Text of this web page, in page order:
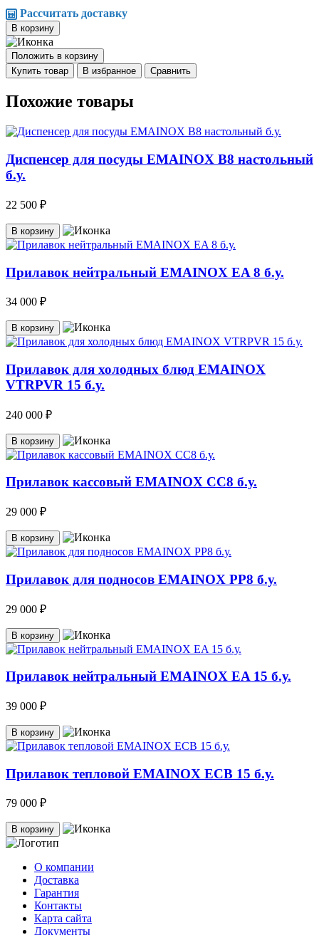
Рассчитать доставку
В корзину
Положить в корзину
Купить товар
В избранное Сравнить
Похожие товары
Диспенсер для посуды EMAINOX B8 настольный
б.у.
22 500 ₽
В корзину
Прилавок нейтральный EMAINOX EA 8 б.у.
34 000 ₽
В корзину
Прилавок для холодных блюд EMAINOX
VTRPVR 15 б.у.
240 000 ₽
В корзину
Прилавок кассовый EMAINOX CC8 б.у.
29 000 ₽
В корзину
Прилавок для подносов EMAINOX PP8 б.у.
29 000 ₽
В корзину
Прилавок нейтральный EMAINOX EA 15 б.у.
39 000 ₽
В корзину
Прилавок тепловой EMAINOX ECB 15 б.у.
79 000 ₽
В корзину
О компании
Доставка
Гарантия
Контакты
Карта сайта
Документы